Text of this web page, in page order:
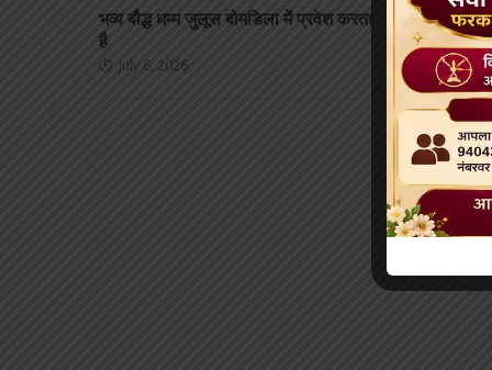
भव्य बौद्ध धम्म जुलूस बोमडिला में प्रवेश करता
है
July 6, 2026
‘विकसित
आधुनिक
July 6, 2026